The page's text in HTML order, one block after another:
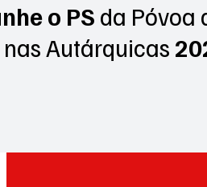
o PS da Póvoa
nas Autárquicas